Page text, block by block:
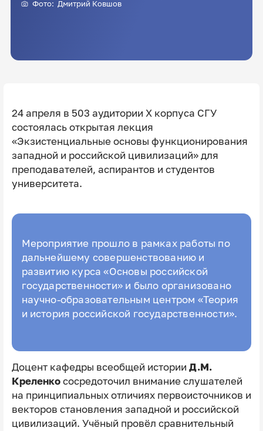
Фото: Дмитрий Ковшов
24 апреля в 503 аудитории Х корпуса СГУ
состоялась открытая лекция
«Экзистенциальные основы функционирования
западной и российской цивилизаций» для
преподавателей, аспирантов и студентов
университета.
Мероприятие прошло в рамках работы по
дальнейшему совершенствованию и
развитию курса «Основы российской
государственности» и было организовано
научно-образовательным центром «Теория
и история российской государственности».
Доцент кафедры всеобщей истории Д.М.
Креленкососредоточил внимание слушателей
на принципиальных отличиях первоисточников и
векторов становления западной и российской
цивилизаций. Учёный провёл сравнительный